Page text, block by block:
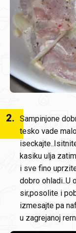
2. Sampinjone
tesko vade
kasiku ulja
i sve fino
dobro ohladi..U
sir,posolite i
izmesajte pa
u zagrejanoj